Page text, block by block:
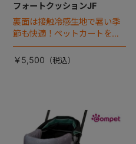
フォートクッションJF
裏面は接触冷感生地で暑い季
節も快適！ペットカートをお
しゃれに・かわいく・かっこ
よく！
￥5,500